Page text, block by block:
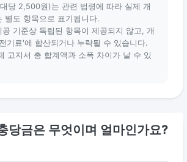
당 2,500원)는 관련 법령에 따라 실제 개
별도 항목으로 표기됩니다.
공 기준상 독립된 항목이 제공되지 않고, 개
기료'에 합산되거나 누락될 수 있습니다.
고지서 총 합계액과 소폭 차이가 날 수 있
당금은 무엇이며 얼마인가요?